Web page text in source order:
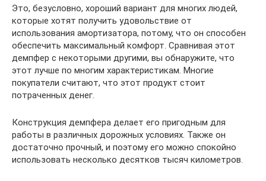
Это, безусловно, хороший вариант для многих людей,
которые хотят получить удовольствие от
использования амортизатора, потому, что он способен
обеспечить максимальный комфорт. Сравнивая этот
демпфер с некоторыми другими, вы обнаружите, что
этот лучше по многим характеристикам. Многие
покупатели считают, что этот продукт стоит
потраченных денег.
Конструкция демпфера делает его пригодным для
работы в различных дорожных условиях. Также он
достаточно прочный, и поэтому его можно спокойно
использовать несколько десятков тысяч километров.